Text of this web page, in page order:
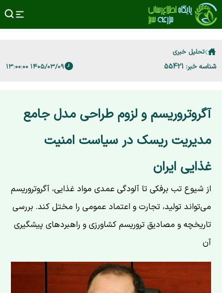
تحلیل خبری
شناسه خبر: 55421 ۱۴۰۵/۰۳/۰۹ ۱۳:۰۰:۰۰
آگروتروریسم و لزوم طراحی مدل جامع
مدیریت ریسک در سیاست امنیت
غذایی ایران
از شیوع تب برفکی تا آلودگی عمدی مواد غذایی، آگروتروریسم
می‌تواند تولید، تجارت و اعتماد عمومی را مختل کند. بررسی
تاریخچه و مصادیق تروریسم کشاورزی و راهبردهای پیشگیری
آن